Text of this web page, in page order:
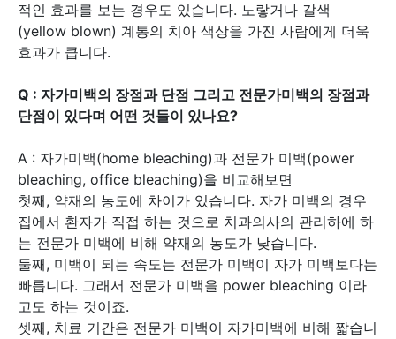
적인 효과를 보는 경우도 있습니다. 노랗거나 갈색
(yellow blown) 계통의 치아 색상을 가진 사람에게 더욱
효과가 큽니다.
Q : 자가미백의 장점과 단점 그리고 전문가미백의 장점과
단점이 있다며 어떤 것들이 있나요?
A : 자가미백(home bleaching)과 전문가 미백(power
bleaching, office bleaching)을 비교해보면
첫째, 약재의 농도에 차이가 있습니다. 자가 미백의 경우
집에서 환자가 직접 하는 것으로 치과의사의 관리하에 하
는 전문가 미백에 비해 약재의 농도가 낮습니다.
둘째, 미백이 되는 속도는 전문가 미백이 자가 미백보다는
빠릅니다. 그래서 전문가 미백을 power bleaching 이라
고도 하는 것이죠.
셋째, 치료 기간은 전문가 미백이 자가미백에 비해 짧습니